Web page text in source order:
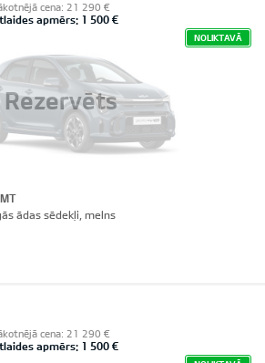
Rezervēts
cena: 21 290 €
apmērs: 1 500 €
NOLIKTAVĀ
ādas sēdekļi, melns
cena: 21 290 €
apmērs: 1 500 €